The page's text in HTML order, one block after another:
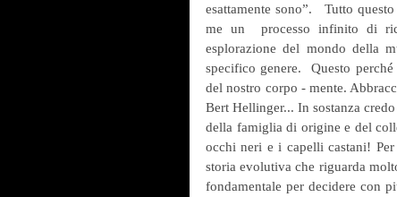
esattamente sono”.   Tutto
me un  processo infinito di
esplorazione del mondo della
specifico genere.  Questo
del nostro corpo - mente.
Bert Hellinger... In sostanza
della famiglia di origine e del
occhi neri e i capelli castani!
storia evolutiva che riguarda
fondamentale per decidere con